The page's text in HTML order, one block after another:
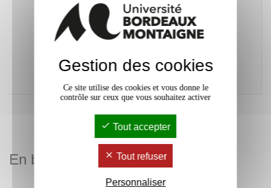
les champs
professionnels
potentiellement en
relation avec les acquis
que les parcours
possibles pour y
accéder
En bref
Gestion des cookies
Ce site utilise des cookies et vous donne le
contrôle sur ceux que vous souhaitez activer
Tout accepter
Tout refuser
Personnaliser